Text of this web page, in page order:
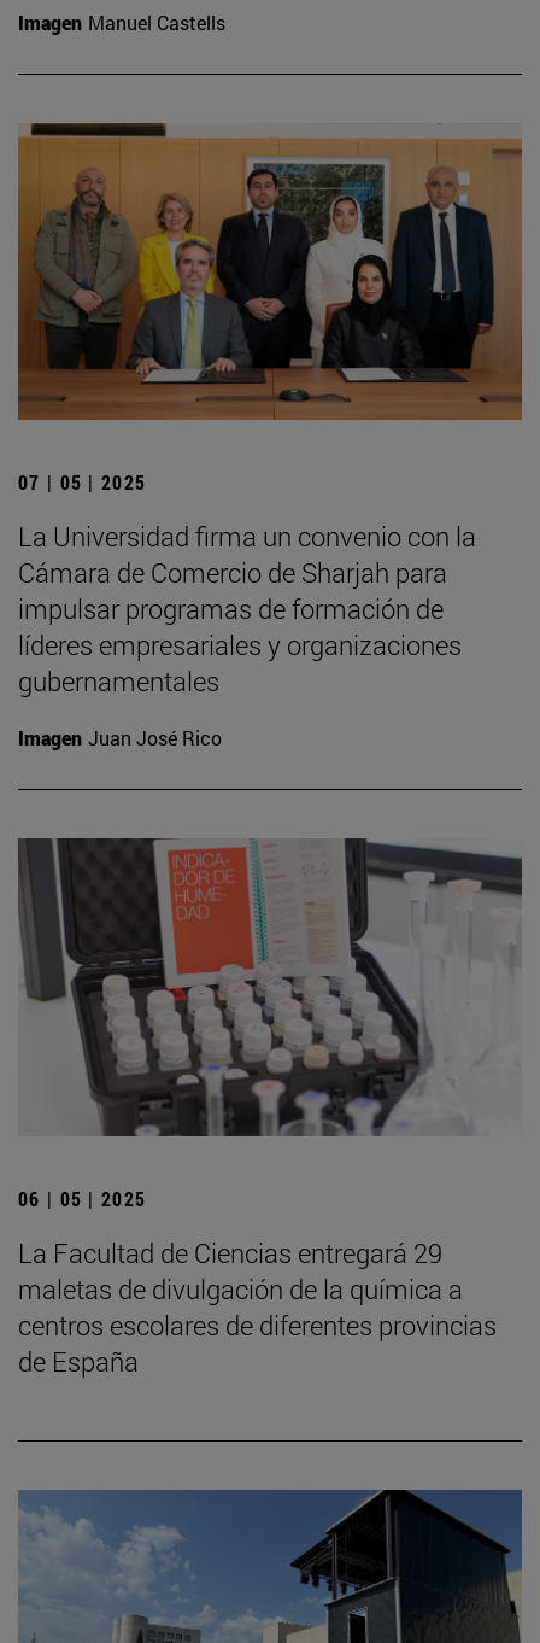
Imagen Manuel Castells
07 | 05 | 2025
La Universidad firma un convenio con la
Cámara de Comercio de Sharjah para
impulsar programas de formación de
líderes empresariales y organizaciones
gubernamentales
Imagen Juan José Rico
06 | 05 | 2025
La Facultad de Ciencias entregará 29
maletas de divulgación de la química a
centros escolares de diferentes provincias
de España